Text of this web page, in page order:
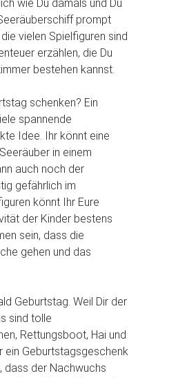
wie Du damals und Du
prompt
vielen Spielfiguren sind
erzählen, die Du
bestehen kannst.
schenken? Ein
spannende
Idee. Ihr könnt eine
in einem
auch noch der
gefährlich im
könnt Ihr Eure
der Kinder bestens
sein, dass die
gehen und das
Geburtstag. Weil Dir der
sind tolle
Rettungsboot, Hai und
ein Geburtstagsgeschenk
dass der Nachwuchs